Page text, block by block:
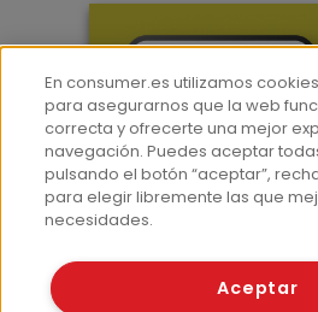
Contacto
Prensa
Corpus Lingüístico
© Fundación
En consumer.es utilizamos
para asegurarnos que la web
correcta y ofrecerte una mejor
navegación. Puedes aceptar
pulsando el botón “aceptar”,
para elegir libremente las que
necesidades.
Aceptar